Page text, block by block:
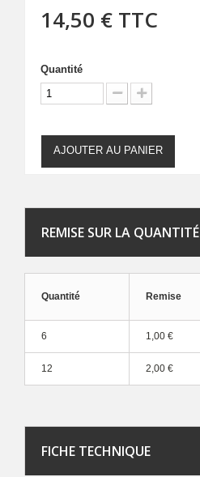
14,50 € TTC
Quantité
AJOUTER AU PANIER
REMISE SUR LA QUANTITÉ
Quantité Remise
6 1,00 €
12 2,00 €
FICHE TECHNIQUE